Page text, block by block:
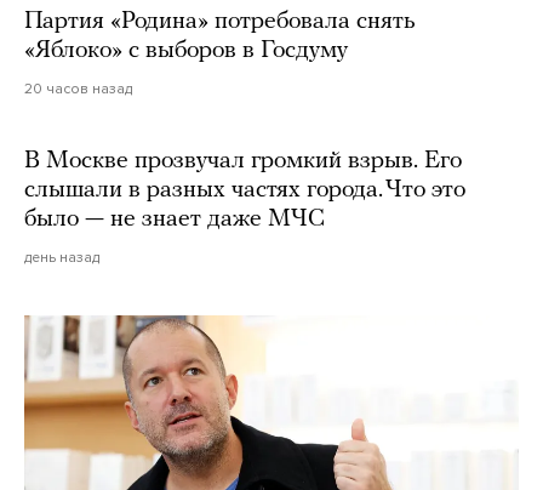
Партия «Родина» потребовала снять
«Яблоко» с выборов в Госдуму
20 часов назад
В Москве прозвучал громкий взрыв. Его
слышали в разных частях города. Что это
было — не знает даже МЧС
день назад